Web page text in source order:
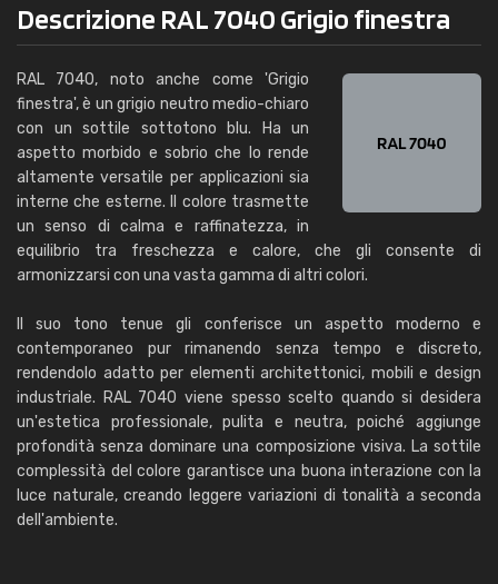
Descrizione RAL 7040 Grigio finestra
RAL 7040, noto anche come 'Grigio
finestra', è un grigio neutro medio-chiaro
con un sottile sottotono blu. Ha un
aspetto morbido e sobrio che lo rende
altamente versatile per applicazioni sia
interne che esterne. Il colore trasmette
un senso di calma e raffinatezza, in
equilibrio tra freschezza e calore, che gli consente di
armonizzarsi con una vasta gamma di altri colori.
Il suo tono tenue gli conferisce un aspetto moderno e
contemporaneo pur rimanendo senza tempo e discreto,
rendendolo adatto per elementi architettonici, mobili e design
industriale. RAL 7040 viene spesso scelto quando si desidera
un'estetica professionale, pulita e neutra, poiché aggiunge
profondità senza dominare una composizione visiva. La sottile
complessità del colore garantisce una buona interazione con la
luce naturale, creando leggere variazioni di tonalità a seconda
dell'ambiente.